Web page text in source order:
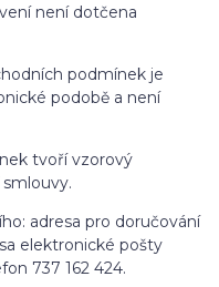
není dotčena
podmínek je
podobě a není
tvoří vzorový
adresa pro doručování
elektronické pošty
737 162 424.